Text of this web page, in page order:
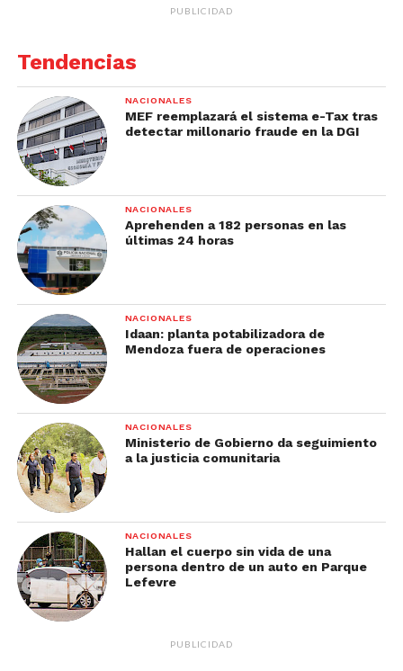
PUBLICIDAD
Tendencias
NACIONALES
MEF reemplazará el sistema e-Tax tras
detectar millonario fraude en la DGI
NACIONALES
Aprehenden a 182 personas en las
últimas 24 horas
NACIONALES
Idaan: planta potabilizadora de
Mendoza fuera de operaciones
NACIONALES
Ministerio de Gobierno da seguimiento
a la justicia comunitaria
NACIONALES
Hallan el cuerpo sin vida de una
persona dentro de un auto en Parque
Lefevre
PUBLICIDAD